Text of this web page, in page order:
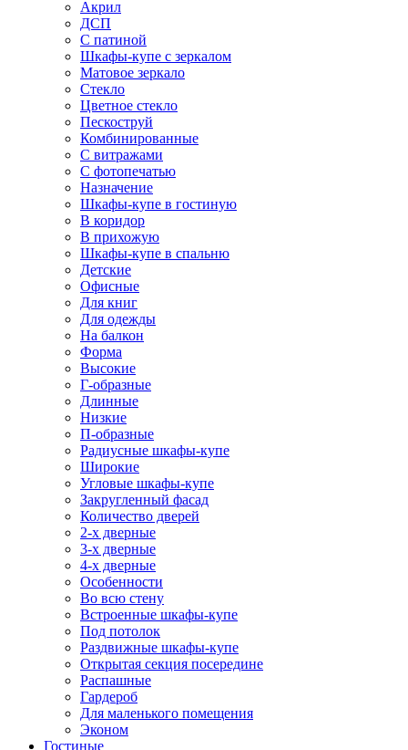
Акрил
ДСП
С патиной
Шкафы-купе с зеркалом
Матовое зеркало
Стекло
Цветное стекло
Пескоструй
Комбинированные
С витражами
С фотопечатью
Назначение
Шкафы-купе в гостиную
В коридор
В прихожую
Шкафы-купе в спальню
Детские
Офисные
Для книг
Для одежды
На балкон
Форма
Высокие
Г-образные
Длинные
Низкие
П-образные
Радиусные шкафы-купе
Широкие
Угловые шкафы-купе
Закругленный фасад
Количество дверей
2-х дверные
3-х дверные
4-х дверные
Особенности
Во всю стену
Встроенные шкафы-купе
Под потолок
Раздвижные шкафы-купе
Открытая секция посередине
Распашные
Гардероб
Для маленького помещения
Эконом
Гостиные